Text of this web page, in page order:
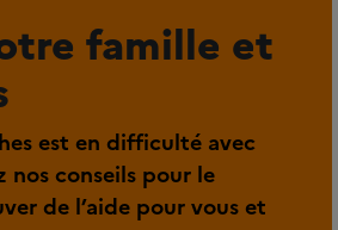
famille et
est en difficulté avec
nos conseils pour le
de l’aide pour vous et